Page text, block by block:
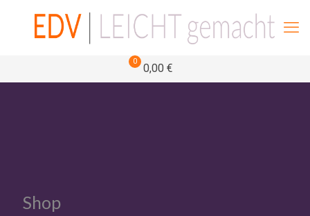
0
0,00 €
Shop